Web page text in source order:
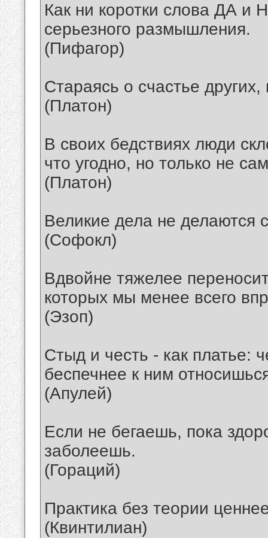
Как ни коротки слова ДА и
серьезного размышления.
(Пифагор)
Стараясь о счастье
(Платон)
В своих бедствиях люди
что угодно, но только не
(Платон)
Великие дела не делаются
(Софокл)
Вдвойне тяжелее
которых мы менее всего
(Эзоп)
Стыд и честь - как платье:
беспечнее к ним
(Апулей)
Если не бегаешь, пока
заболеешь.
(Гораций)
Практика без теории
(Квинтилиан)